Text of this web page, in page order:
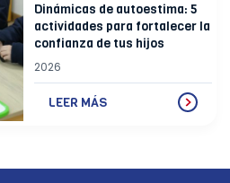
Dinámicas de autoestima: 5
actividades para fortalecer la
confianza de tus hijos
2026
LEER MÁS